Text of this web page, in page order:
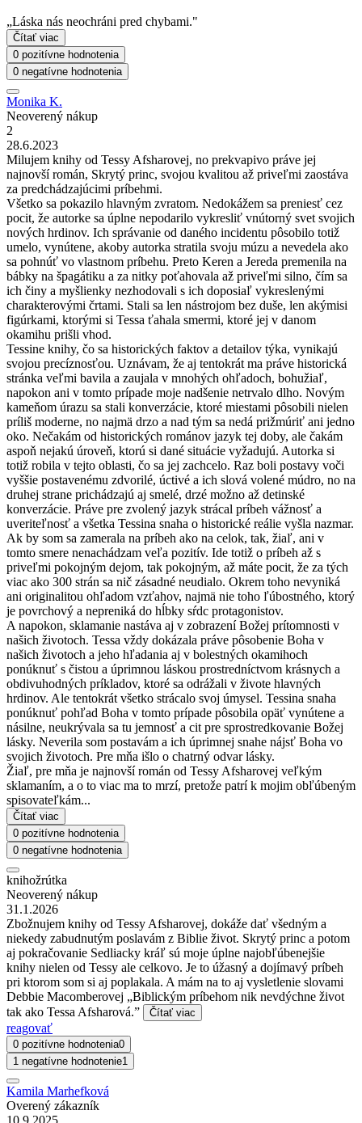
„Láska nás neochráni pred chybami."
Čítať viac
0 pozitívne hodnotenia
0 negatívne hodnotenia
Monika K.
Neoverený nákup
2
28.6.2023
Milujem knihy od Tessy Afsharovej, no prekvapivo práve jej
najnovší román, Skrytý princ, svojou kvalitou až priveľmi zaostáva
za predchádzajúcimi príbehmi.
Všetko sa pokazilo hlavným zvratom. Nedokážem sa preniesť cez
pocit, že autorke sa úplne nepodarilo vykresliť vnútorný svet svojich
nových hrdinov. Ich správanie od daného incidentu pôsobilo totiž
umelo, vynútene, akoby autorka stratila svoju múzu a nevedela ako
sa pohnúť vo vlastnom príbehu. Preto Keren a Jereda premenila na
bábky na špagátiku a za nitky poťahovala až priveľmi silno, čím sa
ich činy a myšlienky nezhodovali s ich doposiaľ vykreslenými
charakterovými črtami. Stali sa len nástrojom bez duše, len akýmisi
figúrkami, ktorými si Tessa ťahala smermi, ktoré jej v danom
okamihu prišli vhod.
Tessine knihy, čo sa historických faktov a detailov týka, vynikajú
svojou precíznosťou. Uznávam, že aj tentokrát ma práve historická
stránka veľmi bavila a zaujala v mnohých ohľadoch, bohužiaľ,
napokon ani v tomto prípade moje nadšenie netrvalo dlho. Novým
kameňom úrazu sa stali konverzácie, ktoré miestami pôsobili nielen
príliš moderne, no najmä drzo a nad tým sa nedá prižmúriť ani jedno
oko. Nečakám od historických románov jazyk tej doby, ale čakám
aspoň nejakú úroveň, ktorú si dané situácie vyžadujú. Autorka si
totiž robila v tejto oblasti, čo sa jej zachcelo. Raz boli postavy voči
vyššie postavenému zdvorilé, úctivé a ich slová volené múdro, no na
druhej strane prichádzajú aj smelé, drzé možno až detinské
konverzácie. Práve pre zvolený jazyk strácal príbeh vážnosť a
uveriteľnosť a všetka Tessina snaha o historické reálie vyšla nazmar.
Ak by som sa zamerala na príbeh ako na celok, tak, žiaľ, ani v
tomto smere nenachádzam veľa pozitív. Ide totiž o príbeh až s
priveľmi pokojným dejom, tak pokojným, až máte pocit, že za tých
viac ako 300 strán sa nič zásadné neudialo. Okrem toho nevyniká
ani originalitou ohľadom vzťahov, najmä nie toho ľúbostného, ktorý
je povrchový a nepreniká do hĺbky sŕdc protagonistov.
A napokon, sklamanie nastáva aj v zobrazení Božej prítomnosti v
našich životoch. Tessa vždy dokázala práve pôsobenie Boha v
našich životoch a jeho hľadania aj v bolestných okamihoch
ponúknuť s čistou a úprimnou láskou prostredníctvom krásnych a
obdivuhodných príkladov, ktoré sa odrážali v živote hlavných
hrdinov. Ale tentokrát všetko strácalo svoj úmysel. Tessina snaha
ponúknuť pohľad Boha v tomto prípade pôsobila opäť vynútene a
násilne, neukrývala sa tu jemnosť a cit pre sprostredkovanie Božej
lásky. Neverila som postavám a ich úprimnej snahe nájsť Boha vo
svojich životoch. Pre mňa išlo o chatrný odvar lásky.
Žiaľ, pre mňa je najnovší román od Tessy Afsharovej veľkým
sklamaním, a o to viac ma to mrzí, pretože patrí k mojim obľúbeným
spisovateľkám...
Čítať viac
0 pozitívne hodnotenia
0 negatívne hodnotenia
knihožrútka
Neoverený nákup
31.1.2026
Zbožnujem knihy od Tessy Afsharovej, dokáže dať všedným a
niekedy zabudnutým poslavám z Biblie život. Skrytý princ a potom
aj pokračovanie Sedliacky kráľ sú moje úplne najobľúbenejšie
knihy nielen od Tessy ale celkovo. Je to úžasný a dojímavý príbeh
pri ktorom som si aj poplakala. A mám na to aj vysletlenie slovami
Debbie Macomberovej „Biblickým príbehom nik nevdýchne život
tak ako Tessa Afsharová.”
Čítať viac
reagovať
0 pozitívne hodnotenia0
1 negatívne hodnotenie1
Kamila Marhefková
Overený zákazník
10.9.2025